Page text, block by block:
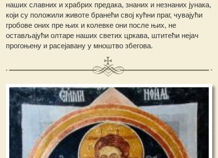
наших славних и храбрих предака, знаних и незнаних јунака,
који су положили животе бранећи свој кућни праг, чувајући
гробове оних пре њих и колевке они после њих, не
остављајући олтаре наших светих цркава, штитећи нејач
прогоњену и расејавану у мноштво збегова.